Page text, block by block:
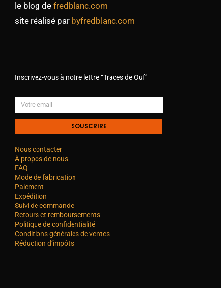
le blog de fredblanc.com
site réalisé par byfredblanc.com
Inscrivez-vous à notre lettre “Traces de Ouf”
SOUSCRIRE
Nous contacter
À propos de nous
FAQ
Mode de fabrication
Paiement
Expédition
Suivi de commande
Retours et remboursements
Politique de confidentialité
Conditions générales de ventes
Réduction d’impôts